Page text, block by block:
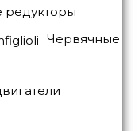
редукторы
Червячные